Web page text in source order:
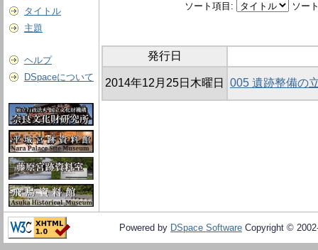
タイトル
主題
ヘルプ
DSpaceについて
ソート項目: ソー
発行日
2014年12月25日木曜日 005 遺跡整備の
Powered by DSpace Software Copyright ©